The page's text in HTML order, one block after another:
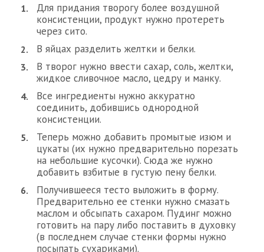
Для придания творогу более воздушной
консистенции, продукт нужно протереть
через сито.
В яйцах разделить желтки и белки.
В творог нужно ввести сахар, соль, желтки,
жидкое сливочное масло, цедру и манку.
Все ингредиенты нужно аккуратно
соединить, добившись однородной
консистенции.
Теперь можно добавить промытые изюм и
цукаты (их нужно предварительно порезать
на небольшие кусочки). Сюда же нужно
добавить взбитые в густую пену белки.
Получившееся тесто выложить в форму.
Предварительно ее стенки нужно смазать
маслом и обсыпать сахаром. Пудинг можно
готовить на пару либо поставить в духовку
(в последнем случае стенки формы нужно
посыпать сухариками).